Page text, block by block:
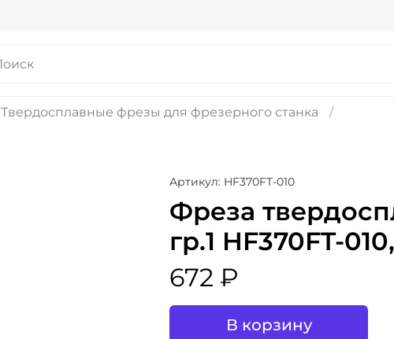
Твердосплавные фрезы для фрезерного станка
Артикул: HF370FT-010
Фреза
гр.1 HF370FT-
672 ₽
В корзину